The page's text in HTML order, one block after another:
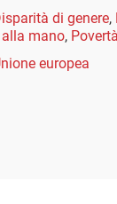
di genere,
mano,
europea